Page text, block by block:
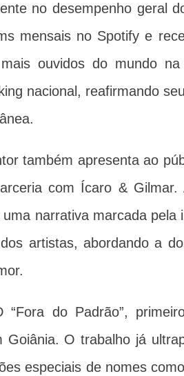
no desempenho geral
mensais no Spotify e
ouvidos do mundo
nacional, reafirmando
também apresenta ao
com Ícaro &
narrativa marcada pela
artistas, abordando a
“Fora do Padrão”,
Goiânia. O trabalho já
especiais de nomes